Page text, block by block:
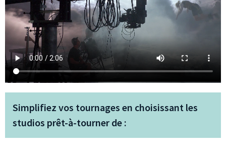
Simplifiez vos tournages en choisissant les
studios prêt-à-tourner de :